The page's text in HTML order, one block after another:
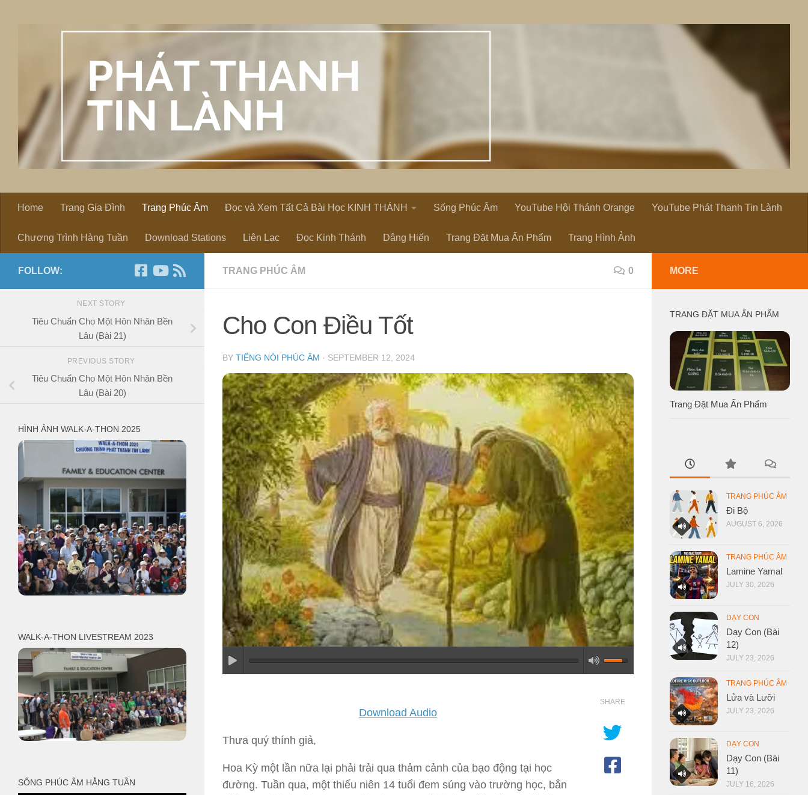
Home Trang Gia Đình Trang Phúc Âm Đọc và Xem Tất Cả Bài Học KINH THÁNH Sống Phúc Âm YouTube Hội Thánh Orange YouTube Phát Thanh Tin Lành
Chương Trình Hàng Tuần Download Stations Liên Lạc Đọc Kinh Thánh Dâng Hiến Trang Đặt Mua Ấn Phẩm Trang Hình Ảnh
TRANG PHÚC ÂM 0
Cho Con Điều Tốt
BY TIẾNG NÓI PHÚC ÂM · SEPTEMBER 12, 2024
Download Audio
Thưa quý thính giả,
Hoa Kỳ một lần nữa lại phải trải qua thảm cảnh của bạo động tại học
đường. Tuần qua, một thiếu niên 14 tuổi đem súng vào trường học, bắn
SHARE
FOLLOW:
NEXT STORY
Tiêu Chuẩn Cho Một Hôn Nhân Bền
Lâu (Bài 21)
PREVIOUS STORY
Tiêu Chuẩn Cho Một Hôn Nhân Bền
Lâu (Bài 20)
HÌNH ẢNH WALK-A-THON 2025
WALK-A-THON LIVESTREAM 2023
SỐNG PHÚC ÂM HẰNG TUẦN
MORE
TRANG ĐẶT MUA ẤN PHẨM
Trang Đặt Mua Ấn Phẩm
TRANG PHÚC ÂM
Đi Bộ
AUGUST 6, 2026
TRANG PHÚC ÂM
Lamine Yamal
JULY 30, 2026
DẠY CON
Dạy Con (Bài
12)
JULY 23, 2026
TRANG PHÚC ÂM
Lửa và Lưỡi
JULY 23, 2026
DẠY CON
Dạy Con (Bài
11)
JULY 16, 2026